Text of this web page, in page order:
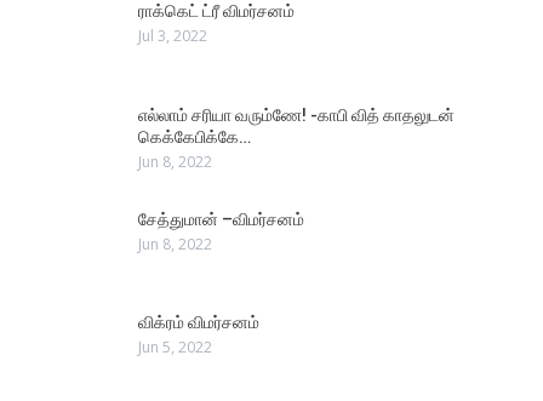
ராக்கெட் ட்ரீ விமர்சனம்
Jul 3, 2022
எல்லாம் சரியா வரும்ணே! -காபி வித் காதலுடன்
கெக்கேபிக்கே…
Jun 8, 2022
சேத்துமான் –விமர்சனம்
Jun 8, 2022
விக்ரம் விமர்சனம்
Jun 5, 2022